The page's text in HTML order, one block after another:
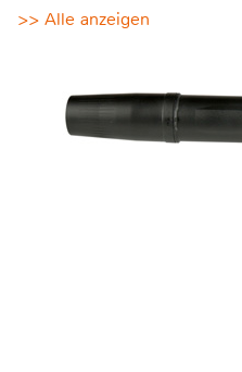
>> Alle anzeigen